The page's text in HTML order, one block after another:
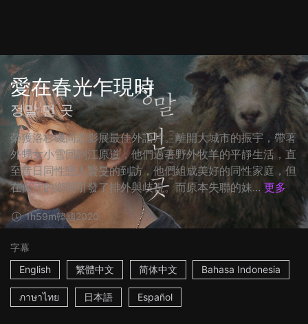
愛在春光乍現時
정말 먼 곳
榮獲洛杉磯同志影展最佳外語片。離開大城市的振宇，帶著
外甥女小雪回到江原道，他們過著野外牧羊的平靜生活，直
至昔日同性戀人賢旻的到訪，他們組成美好的同性家庭，但
在保守的鄉間引發了排外與歧視。而原本失聯的妹... 更多
1h59m韓國2020
字幕
English
繁體中文 简体中文 Bahasa Indonesia
ภาษาไทย 日本語 Español